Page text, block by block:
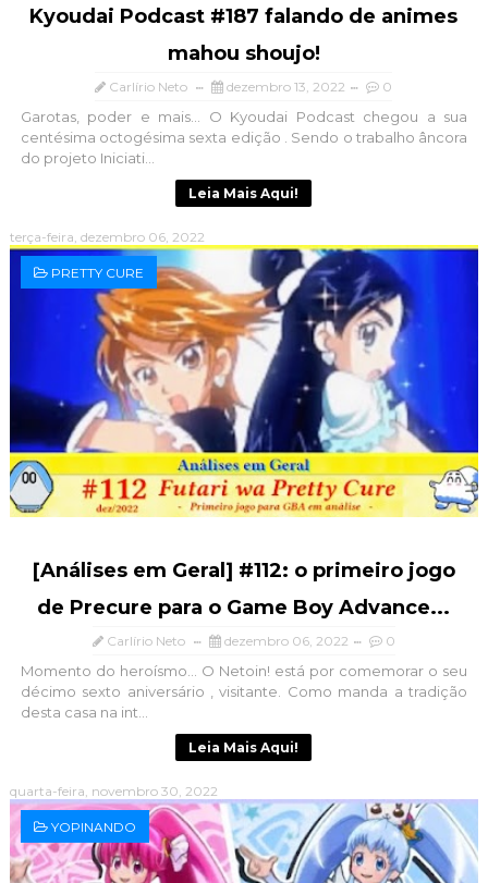
Kyoudai Podcast #187 falando de animes
mahou shoujo!
Carlírio Neto dezembro 13, 2022 0
Garotas, poder e mais... O Kyoudai Podcast chegou a sua
centésima octogésima sexta edição . Sendo o trabalho âncora
do projeto Iniciati...
Leia Mais Aqui!
terça-feira, dezembro 06, 2022
PRETTY CURE
[Análises em Geral] #112: o primeiro jogo
de Precure para o Game Boy Advance...
Carlírio Neto dezembro 06, 2022 0
Momento do heroísmo... O Netoin! está por comemorar o seu
décimo sexto aniversário , visitante. Como manda a tradição
desta casa na int...
Leia Mais Aqui!
quarta-feira, novembro 30, 2022
YOPINANDO